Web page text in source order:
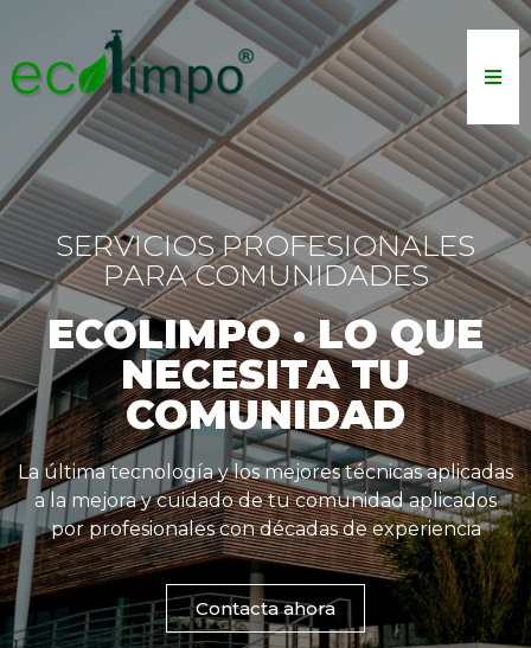
SERVICIOS PROFESIONALES
PARA COMUNIDADES
ECOLIMPO · LO QUE
NECESITA TU
COMUNIDAD
La última tecnología y los mejores técnicas aplicadas
a la mejora y cuidado de tu comunidad aplicados
por profesionales con décadas de experiencia
Contacta ahora